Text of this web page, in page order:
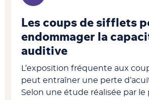
Les coups de sifflets
endommager la
auditive
L’exposition fréquente aux
peut entraîner une perte
Selon une étude réalisée par le